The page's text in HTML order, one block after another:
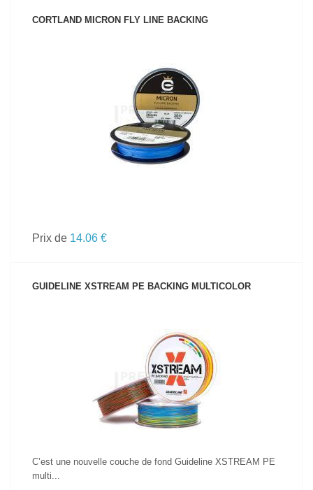
CORTLAND MICRON FLY LINE BACKING
VOIR LE PRODUIT
Prix de 14.06 €
GUIDELINE XSTREAM PE BACKING MULTICOLOR
VOIR LE PRODUIT
C’est une nouvelle couche de fond Guideline XSTREAM PE
multi...